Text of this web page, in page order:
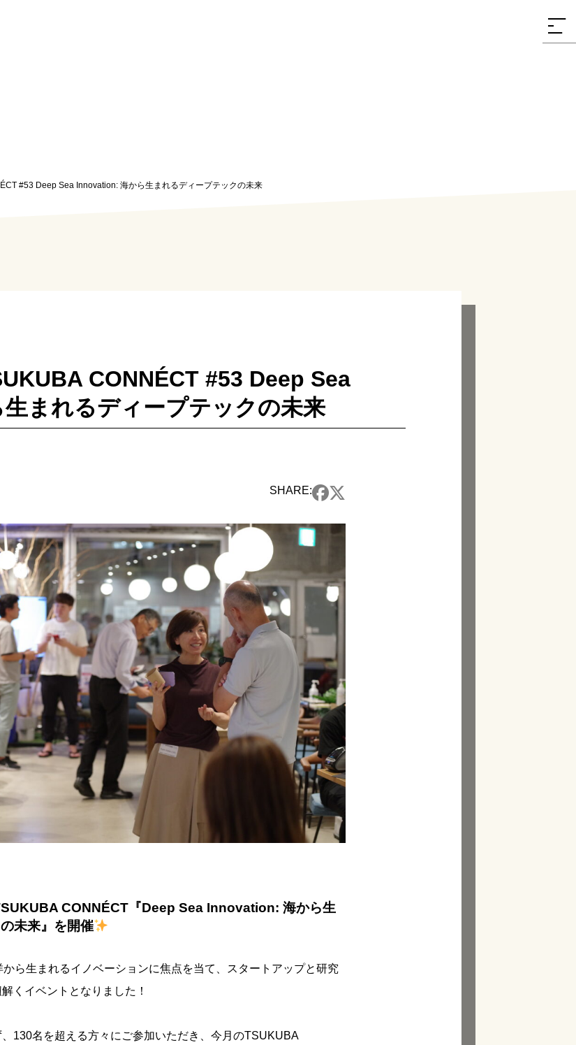
#53 Deep Sea Innovation: 海から生まれるディープテックの未来
CONNÉCT #53 Deep Sea
まれるディープテックの未来
SHARE:
CONNÉCT『Deep Sea Innovation: 海から生
未来』を開催
ら生まれるイノベーションに焦点を当て、スタートアップと研究
くイベントとなりました！
130名を超える方々にご参加いただき、今月のTSUKUBA